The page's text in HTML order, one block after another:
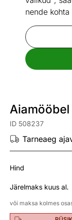
nende
Aiamööbel
ID 508237
Tarneaeg
Hind
Järelmaks kuus al.
või maksa kolmes